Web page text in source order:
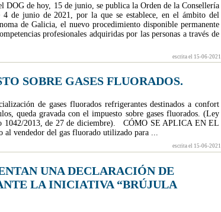
DOG de hoy, 15 de junio, se publica la Orden de la Consellería
de junio de 2021, por la que se establece, en el ámbito del
de Galicia, el nuevo procedimiento disponible permanente
profesionales adquiridas por las personas a través de
escrita el 15-06-2021
SOBRE GASES FLUORADOS.
de gases fluorados refrigerantes destinados a confort
queda gravada con el impuesto sobre gases fluorados. (Ley
1042/2013, de 27 de diciembre). CÓMO SE APLICA EN EL
vendedor del gas fluorado utilizado para ...
escrita el 15-06-2021
UNA DECLARACIÓN DE
LA INICIATIVA “BRÚJULA